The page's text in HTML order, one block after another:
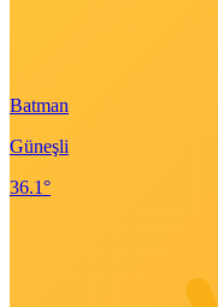
Batman
Güneşli
36.1°